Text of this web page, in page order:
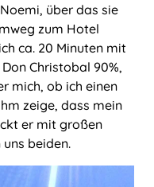
über das sie
zum Hotel
ca. 20 Minuten mit
Christobal 90%,
mich, ob ich einen
zeige, dass mein
er mit großen
beiden.